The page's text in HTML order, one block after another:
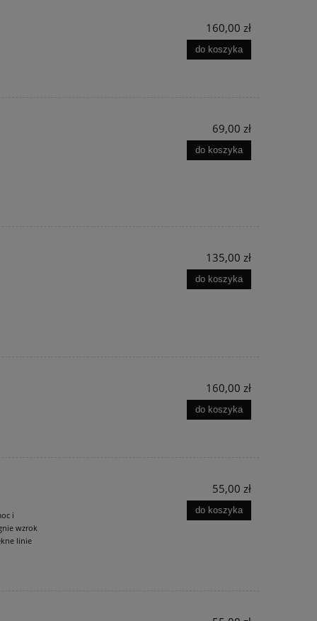
160,00 zł
do koszyka
69,00 zł
do koszyka
135,00 zł
do koszyka
160,00 zł
do koszyka
i
wzrok
linie
55,00 zł
do koszyka